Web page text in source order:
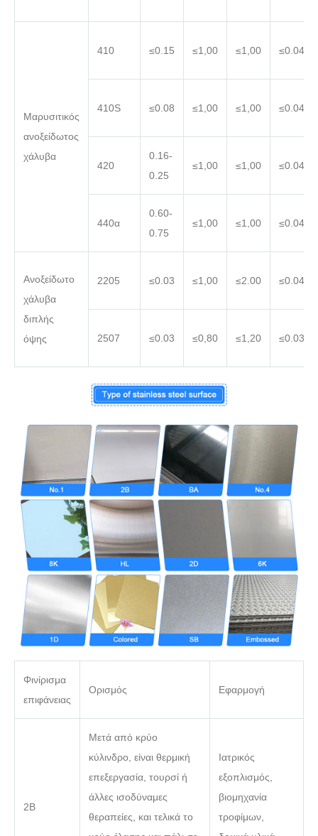
Μαρυσιτικός
ανοξείδωτος
χάλυβα
410 ≤0.15 ≤1,00 ≤1,00 ≤0.040
410S ≤0.08 ≤1,00 ≤1,00 ≤0.040
420
0.16-
0.25
≤1,00 ≤1,00 ≤0.040
440α
0.60-
0.75
≤1,00 ≤1,00 ≤0.040
Ανοξείδωτο
χάλυβα
διπλής
όψης
2205 ≤0.03 ≤1,00 ≤2.00 ≤0.040
2507 ≤0.03 ≤0,80 ≤1,20 ≤0.035
Φινίρισμα
επιφάνειας
Ορισμός Εφαρμογή
2Β
Μετά από κρύο
κύλινδρο, είναι θερμική
επεξεργασία, τουρσί ή
άλλες ισοδύναμες
θεραπείες, και τελικά το
Ιατρικός
εξοπλισμός,
βιομηχανία
τροφίμων,